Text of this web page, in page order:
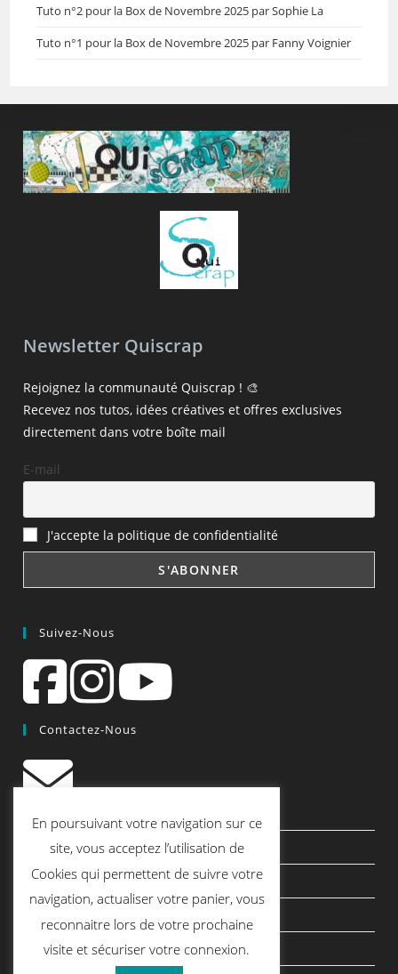
Tuto n°2 pour la Box de Novembre 2025 par Sophie La
Tuto n°1 pour la Box de Novembre 2025 par Fanny Voignier
Newsletter Quiscrap
Rejoignez la communauté Quiscrap ! 🎨
Recevez nos tutos, idées créatives et offres exclusives
directement dans votre boîte mail
E-mail
J'accepte la politique de confidentialité
Suivez-Nous
Contactez-Nous
contact@quiscrap.fr
Les Fiches Techniques et les Tutos
Le Blog
Conditions générales de vente
Mentions légales
En poursuivant votre navigation sur ce
site, vous acceptez l’utilisation de
Cookies qui permettent de suivre votre
navigation, actualiser votre panier, vous
reconnaitre lors de votre prochaine
visite et sécuriser votre connexion.